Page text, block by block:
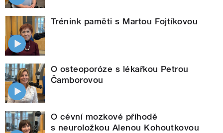
Trénink paměti s Martou Fojtíkovou
O osteoporóze s lékařkou Petrou
Čamborovou
O cévní mozkové příhodě
s neuroložkou Alenou Kohoutkovou